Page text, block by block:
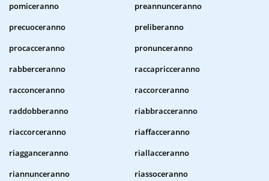
pomiceranno
preannunceranno
precuoceranno
preliberanno
procacceranno
pronunceranno
rabberceranno
raccapricceranno
racconceranno
raccorceranno
raddobberanno
riabbracceranno
riaccorceranno
riaffacceranno
riagganceranno
riallacceranno
riannunceranno
riassoceranno